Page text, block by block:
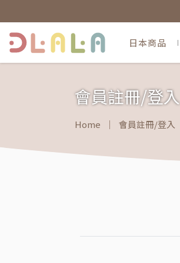
日本商品
會員註冊/登入
Home 會員註冊/登入